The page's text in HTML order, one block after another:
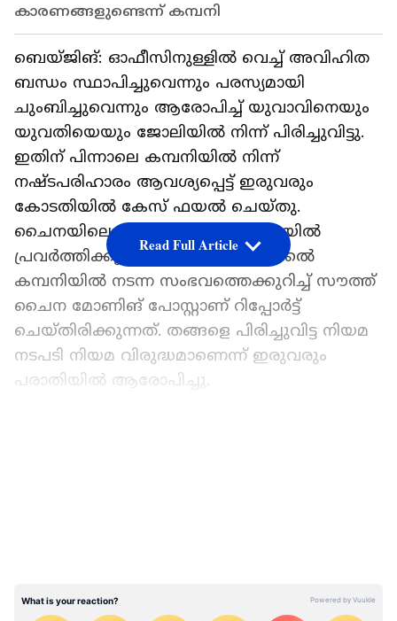
കാരണങ്ങളുണ്ടെന്ന് കമ്പനി
ബെയ്ജിങ്: ഓഫീസിനുള്ളിൽ വെച്ച് അവിഹിത
ബന്ധം സ്ഥാപിച്ചുവെന്നും പരസ്യമായി
ചുംബിച്ചുവെന്നും ആരോപിച്ച് യുവാവിനെയും
യുവതിയെയും ജോലിയിൽ നിന്ന് പിരിച്ചുവിട്ടു.
ഇതിന് പിന്നാലെ കമ്പനിയിൽ നിന്ന്
നഷ്ടപരിഹാരം ആവശ്യപ്പെട്ട് ഇരുവരും
കോടതിയിൽ കേസ് ഫയൽ ചെയ്തു.
ചൈനയിലെ സിൻചുവാൻ പ്രവിശ്യയിൽ
പ്രവർത്തിക്കുന്ന ഒരു ഫാർമസ്യൂട്ടിക്കൽ
കമ്പനിയിൽ നടന്ന സംഭവത്തെക്കുറിച്ച് സൗത്ത്
ചൈന മോണിങ് പോസ്റ്റാണ് റിപ്പോർട്ട്
ചെയ്തിരിക്കുന്നത്. തങ്ങളെ പിരിച്ചുവിട്ട നിയമ
നടപടി നിയമ വിരുദ്ധമാണെന്ന് ഇരുവരും
പരാതിയിൽ ആരോപിച്ചു.
ആരോപണം. യുവാവിന്റെ ഭാര്യ ഇയാളുടെ ചില
Read Full Article